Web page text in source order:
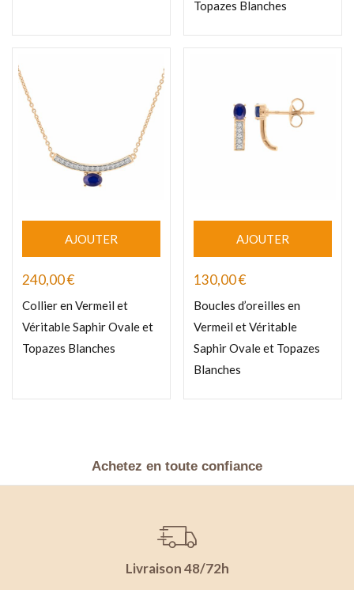
Topazes Blanches
AJOUTER
240,00€
Collier en Vermeil et
Véritable Saphir Ovale et
Topazes Blanches
AJOUTER
130,00€
Boucles d’oreilles en
Vermeil et Véritable
Saphir Ovale et Topazes
Blanches
Achetez en toute confiance
Livraison 48/72h